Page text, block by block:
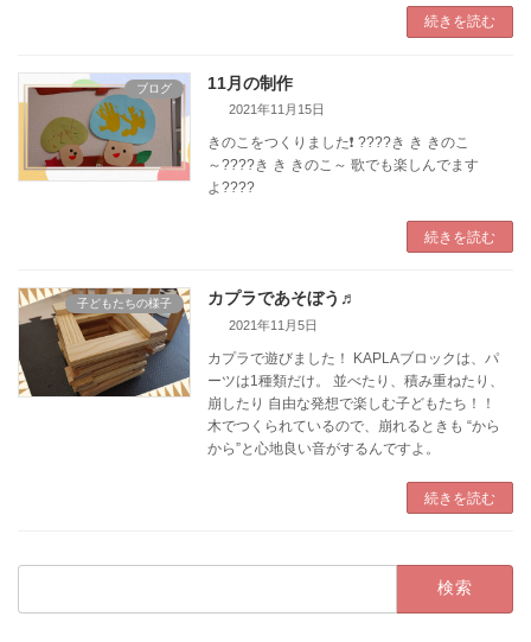
続きを読む
ブログ 11月の制作
2021年11月15日
きのこをつくりました❗ ????き き きのこ
～????き き きのこ～ 歌でも楽しんでます
よ????
続きを読む
子どもたちの様子 カプラであそぼう♬
2021年11月5日
カプラで遊びました！ KAPLAブロックは、パ
ーツは1種類だけ。 並べたり、積み重ねたり、
崩したり 自由な発想で楽しむ子どもたち！！
木でつくられているので、崩れるときも “から
から”と心地良い音がするんですよ。
続きを読む
検